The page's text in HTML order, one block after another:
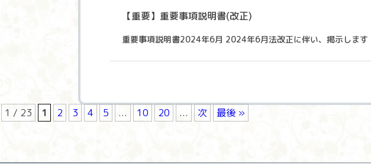
【重要】重要事項説明書(改正)
重要事項説明書2024年6月 2024年6月法改正に伴い、掲示します
1 / 23 1 2 3 4 5 ... 10 20 ... 次 最後 »